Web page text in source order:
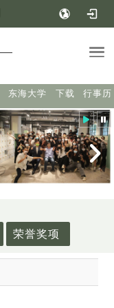
东海大学 下载 行事历
荣誉奖项